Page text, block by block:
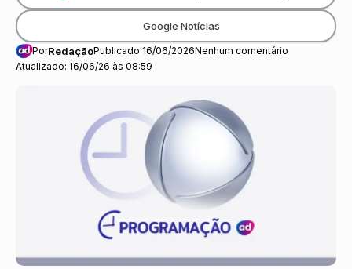
Atualizado: 16/06/26 às 08:59
PorRedaçãoPublicado 16/06/2026Nenhum comentário
Google Notícias